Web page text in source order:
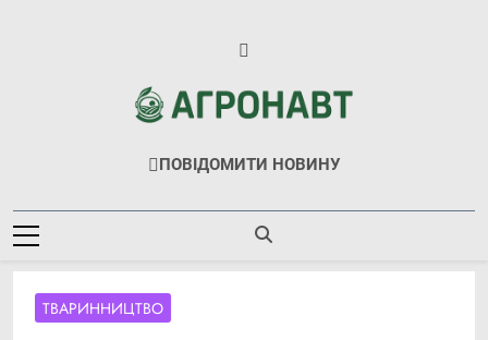
Агронавт
Новини Українського Агробізнесу
ПОВІДОМИТИ НОВИНУ
ТВАРИННИЦТВО